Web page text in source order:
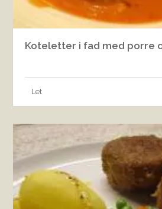
Koteletter i fad med porre
Let